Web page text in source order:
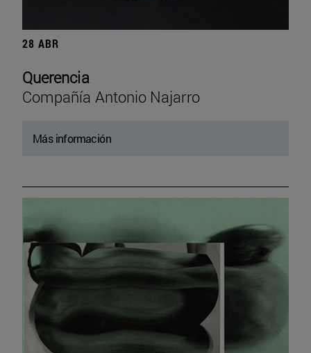
28 ABR
Querencia
Compañía Antonio Najarro
Más información